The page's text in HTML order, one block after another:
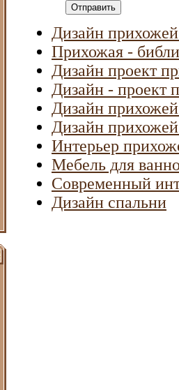
Отправить
Дизайн
Прихожая -
Дизайн проект
Дизайн - проект
Дизайн
Дизайн
Интерьер
Мебель для
Современный
Дизайн спальни